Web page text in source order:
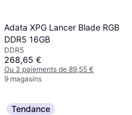
Adata XPG Lancer Blade RGB
DDR5 16GB
DDR5
268,65 €
Ou 3 paiements de 89,55 €
9 magasins
Tendance